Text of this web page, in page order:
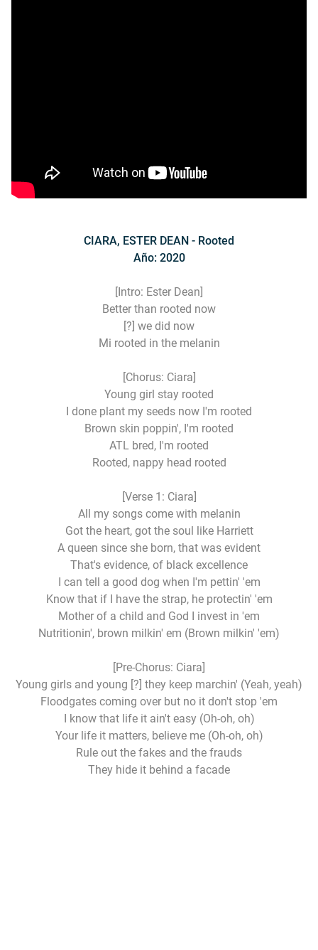
CIARA, ESTER DEAN - Rooted
Año: 2020
[Intro: Ester Dean]
Better than rooted now
[?] we did now
Mi rooted in the melanin
[Chorus: Ciara]
Young girl stay rooted
I done plant my seeds now I'm rooted
Brown skin poppin', I'm rooted
ATL bred, I'm rooted
Rooted, nappy head rooted
[Verse 1: Ciara]
All my songs come with melanin
Got the heart, got the soul like Harriett
A queen since she born, that was evident
That's evidence, of black excellence
I can tell a good dog when I'm pettin' 'em
Know that if I have the strap, he protectin' 'em
Mother of a child and God I invest in 'em
Nutritionin', brown milkin' em (Brown milkin' 'em)
[Pre-Chorus: Ciara]
Young girls and young [?] they keep marchin' (Yeah, yeah)
Floodgates coming over but no it don't stop 'em
I know that life it ain't easy (Oh-oh, oh)
Your life it matters, believe me (Oh-oh, oh)
Rule out the fakes and the frauds
They hide it behind a facade